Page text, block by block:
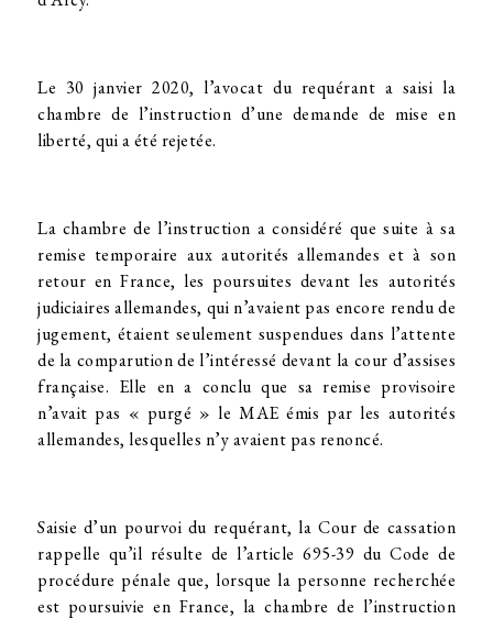
Le 30 janvier 2020, l’avocat du requérant a saisi la
chambre de l’instruction d’une demande de mise en
liberté, qui a été rejetée.
La chambre de l’instruction a considéré que suite à sa
remise temporaire aux autorités allemandes et à son
retour en France, les poursuites devant les autorités
judiciaires allemandes, qui n’avaient pas encore rendu de
jugement, étaient seulement suspendues dans l’attente
de la comparution de l’intéressé devant la cour d’assises
française. Elle en a conclu que sa remise provisoire
n’avait pas « purgé » le MAE émis par les autorités
allemandes, lesquelles n’y avaient pas renoncé.
Saisie d’un pourvoi du requérant, la Cour de cassation
rappelle qu’il résulte de l’article 695-39 du Code de
procédure pénale que, lorsque la personne recherchée
est poursuivie en France, la chambre de l’instruction